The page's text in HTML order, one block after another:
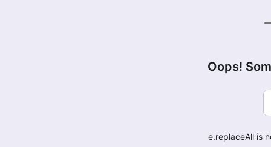
Oops!
e.replaceAll is